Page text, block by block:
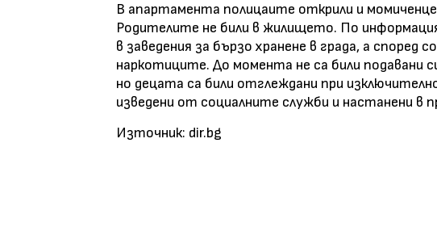
В апартамента полицаите открили и момиченце
Родителите не били в жилището. По
в заведения за бързо хранене в града, а според
наркотиците. До момента не са били подавани
но децата са били отглеждани при
изведени от социалните служби и настанени в
Източник: dir.bg